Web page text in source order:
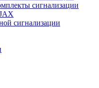
сигнализации
сигнализации